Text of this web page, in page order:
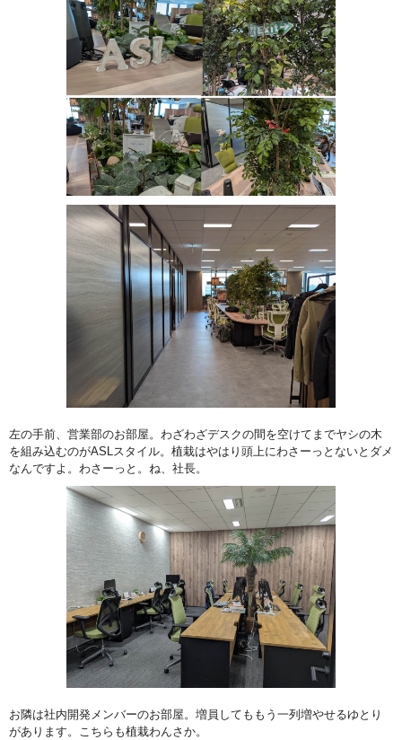
左の手前、営業部のお部屋。わざわざデスクの間を空けてまでヤシの木
を組み込むのがASLスタイル。植栽はやはり頭上にわさーっとないとダメ
なんですよ。わさーっと。ね、社長。
お隣は社内開発メンバーのお部屋。増員してももう一列増やせるゆとり
があります。こちらも植栽わんさか。